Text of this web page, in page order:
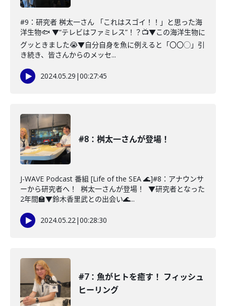
#9：研究者 桝太一さん 「これはスゴイ！！」と思った海
洋生物🐟 ▼“テレビはファミレス”！？📺▼この海洋生物に
グッときました😭▼自分自身を魚に例えると「〇〇◯」引
き続き、皆さんからのメッセ...
2024.05.29 |00:27:45
#8：桝太一さんが登場！
J-WAVE Podcast 番組 [Life of the SEA 🌊]#8：アナウンサ
ーから研究者へ！ 桝太一さんが登場！ ▼研究者となった
2年間🏫▼鈴木香里武との出会い🌊...
2024.05.22|00:28:30
#7：魚がヒトを癒す！ フィッシュ
ヒーリング